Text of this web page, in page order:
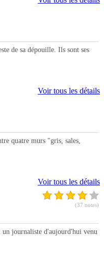
de sa dépouille. Ils sont ses
Voir tous les détails
quatre murs "gris, sales,
Voir tous les détails
(37 notes)
un journaliste d'aujourd'hui venu